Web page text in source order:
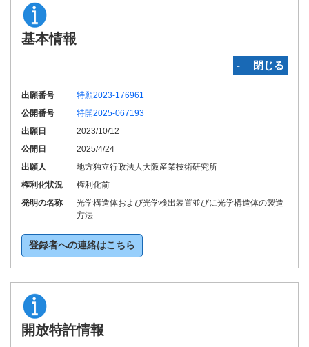
基本情報
‐ 閉じる
出願番号
特願2023-176961
公開番号
特開2025-067193
出願日
2023/10/12
公開日
2025/4/24
出願人
地方独立行政法人大阪産業技術研究所
権利化状況
権利化前
発明の名称
光学構造体および光学検出装置並びに光学構造体の製造
方法
登録者への連絡はこちら
開放特許情報